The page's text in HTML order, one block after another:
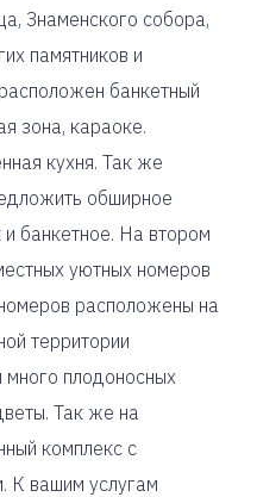
Знаменского собора,
памятников и
банкетный
зона, караоке.
кухня. Так же
обширное
банкетное. На втором
уютных номеров
расположены на
территории
много плодоносных
Так же на
комплекс с
К вашим услугам